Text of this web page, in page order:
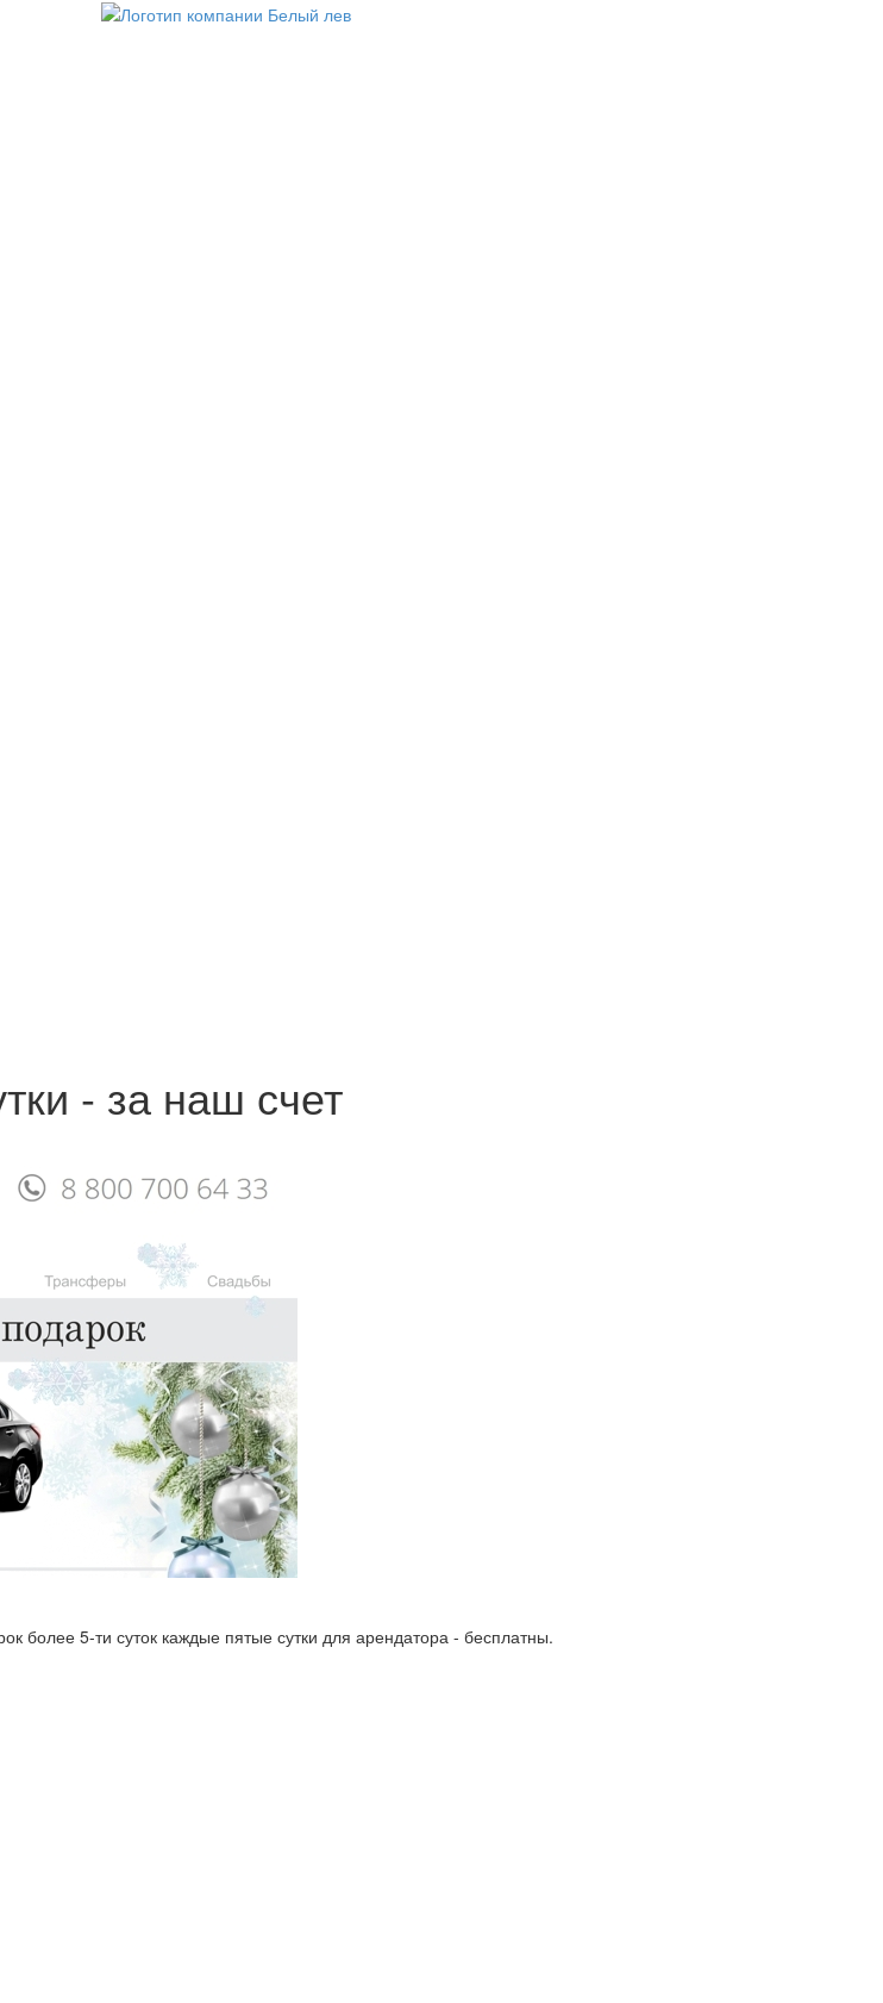
- за наш счет
более 5-ти суток каждые пятые сутки для арендатора - бесплатны.